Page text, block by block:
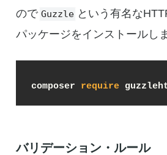
ので Guzzle という有名な
パッケージをインストールし
composer require
バリデーション・ルール